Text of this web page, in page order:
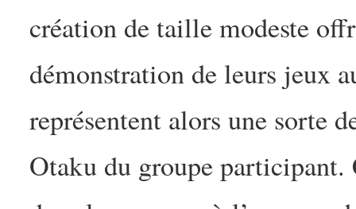
création de taille modeste
démonstration de leurs jeux
représentent alors une sorte
Otaku du groupe participant.